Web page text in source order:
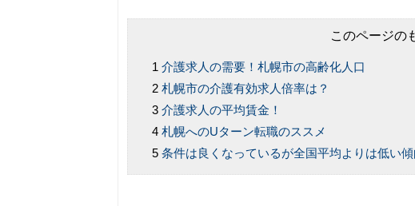
このページの
介護求人の需要！札幌市の高齢化人口
札幌市の介護有効求人倍率は？
介護求人の平均賃金！
札幌へのUターン転職のススメ
条件は良くなっているが全国平均よりは低い傾